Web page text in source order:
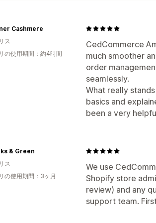
CedCommerce
much smoother
order
seamlessly.
What really
basics and
been a very
Cashmere
ス
の使用期間：約4時間
We use
Shopify store
review) and any
support team.
& Green
ス
の使用期間：3ヶ月